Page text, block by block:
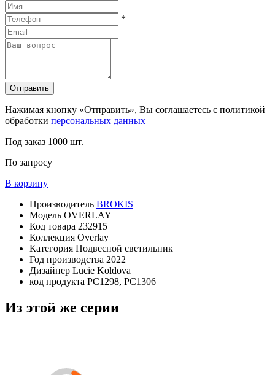
*
Отправить
Нажимая кнопку «Отправить», Вы соглашаетесь с политикой
обработки персональных данных
Под заказ 1000 шт.
По запросу
В корзину
Производитель BROKIS
Модель OVERLAY
Код товара 232915
Коллекция Overlay
Категория Подвесной светильник
Год производства 2022
Дизайнер Lucie Koldova
код продукта PC1298, PC1306
Из этой же серии